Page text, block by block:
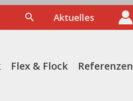
SuchenAktuelles
Flex & Flock Referenzen